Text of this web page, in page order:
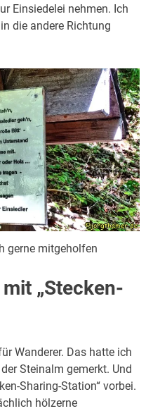
Einsiedelei nehmen. Ich
die andere Richtung
gerne mitgeholfen
„Stecken-
Wanderer. Das hatte ich
Steinalm gemerkt. Und
Sharing-Station“ vorbei.
hölzerne